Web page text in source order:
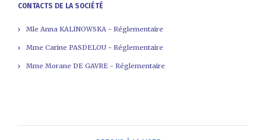
CONTACTS DE LA SOCIÉTÉ
Mle Anna KALINOWSKA - Réglementaire
Mme Carine PASDELOU - Réglementaire
Mme Morane DE GAVRE - Réglementaire